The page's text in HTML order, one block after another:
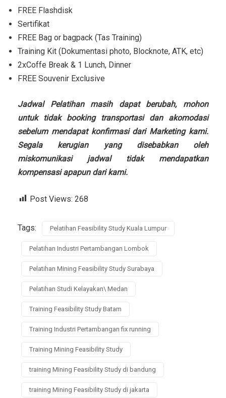
FREE Flashdisk
Sertifikat
FREE Bag or bagpack (Tas Training)
Training Kit (Dokumentasi photo, Blocknote, ATK, etc)
2xCoffe Break & 1 Lunch, Dinner
FREE Souvenir Exclusive
Jadwal Pelatihan masih dapat berubah, mohon
untuk tidak booking transportasi dan akomodasi
sebelum mendapat konfirmasi dari Marketing kami.
Segala kerugian yang disebabkan oleh
miskomunikasi jadwal tidak mendapatkan
kompensasi apapun dari kami.
Post Views: 268
Tags: Pelatihan Feasibility Study Kuala Lumpur
Pelatihan Industri Pertambangan Lombok
Pelatihan Mining Feasibility Study Surabaya
Pelatihan Studi Kelayakan\ Medan
Training Feasibility Study Batam
Training Industri Pertambangan fix running
Training Mining Feasibility Study
training Mining Feasibility Study di bandung
training Mining Feasibility Study di jakarta